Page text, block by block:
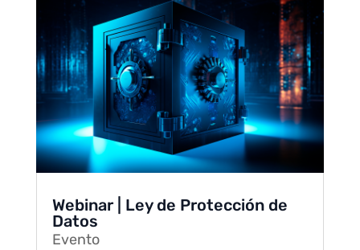
Webinar | Ley de Protección de
Datos
Evento